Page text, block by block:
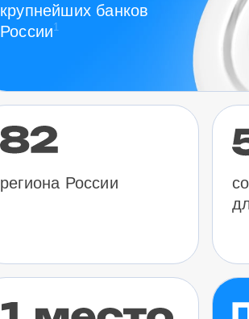
крупнейших банков
России1
региона России